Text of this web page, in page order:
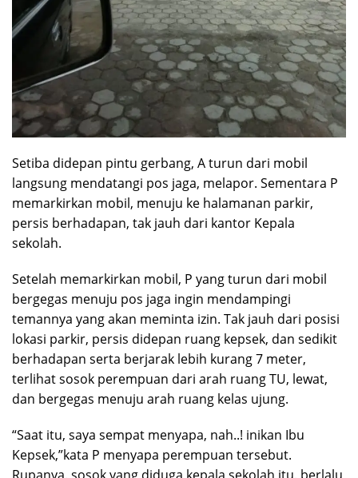
Setiba didepan pintu gerbang, A turun dari mobil
langsung mendatangi pos jaga, melapor. Sementara P
memarkirkan mobil, menuju ke halamanan parkir,
persis berhadapan, tak jauh dari kantor Kepala
sekolah.
Setelah memarkirkan mobil, P yang turun dari mobil
bergegas menuju pos jaga ingin mendampingi
temannya yang akan meminta izin. Tak jauh dari posisi
lokasi parkir, persis didepan ruang kepsek, dan sedikit
berhadapan serta berjarak lebih kurang 7 meter,
terlihat sosok perempuan dari arah ruang TU, lewat,
dan bergegas menuju arah ruang kelas ujung.
“Saat itu, saya sempat menyapa, nah..! inikan Ibu
Kepsek,”kata P menyapa perempuan tersebut.